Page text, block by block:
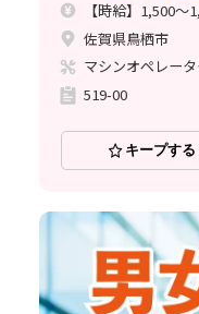
【時給】1,500～
佐賀県鳥栖市
マシンオペレー
519-00
キープする